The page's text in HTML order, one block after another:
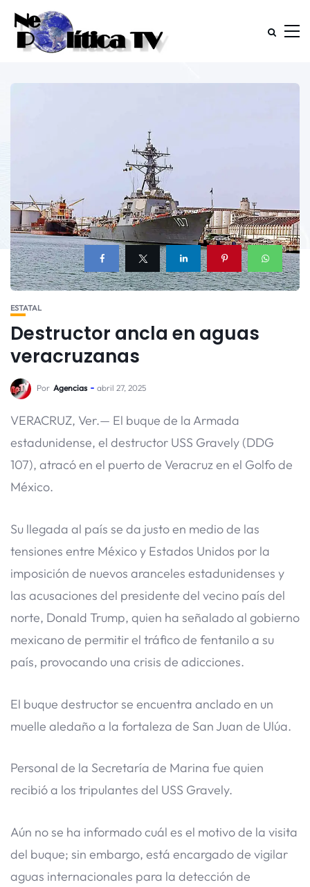
ESTATAL
Destructor ancla en aguas
veracruzanas
Por Agencias abril 27, 2025
VERACRUZ, Ver.— El buque de la Armada
estadunidense, el destructor USS Gravely (DDG
107), atracó en el puerto de Veracruz en el Golfo de
México.
Su llegada al país se da justo en medio de las
tensiones entre México y Estados Unidos por la
imposición de nuevos aranceles estadunidenses y
las acusaciones del presidente del vecino país del
norte, Donald Trump, quien ha señalado al gobierno
mexicano de permitir el tráfico de fentanilo a su
país, provocando una crisis de adicciones.
El buque destructor se encuentra anclado en un
muelle aledaño a la fortaleza de San Juan de Ulúa.
Personal de la Secretaría de Marina fue quien
recibió a los tripulantes del USS Gravely.
Aún no se ha informado cuál es el motivo de la visita
del buque; sin embargo, está encargado de vigilar
aguas internacionales para la detección de